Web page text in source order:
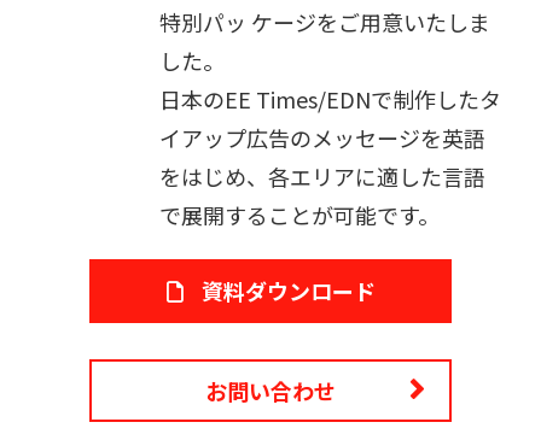
特別パッ ケージをご用意いたしま
した。
日本のEE Times/EDNで制作したタ
イアップ広告のメッセージを英語
をはじめ、各エリアに適した言語
で展開することが可能です。
資料ダウンロード
お問い合わせ